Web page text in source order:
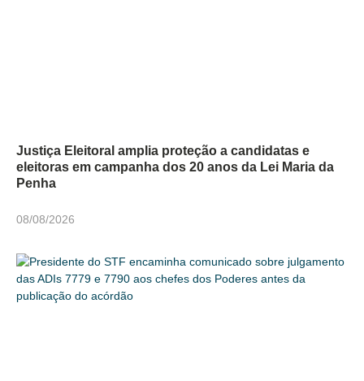
Justiça Eleitoral amplia proteção a candidatas e
eleitoras em campanha dos 20 anos da Lei Maria da
Penha
08/08/2026